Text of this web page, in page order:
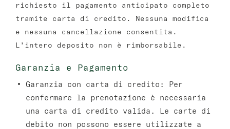
richiesto il pagamento anticipato completo
tramite carta di credito. Nessuna modifica
e nessuna cancellazione consentita.
L’intero deposito non è rimborsabile.
Garanzia e Pagamento
Garanzia con carta di credito:
Per
confermare la prenotazione è necessaria
una carta di credito valida. Le carte di
debito non possono essere utilizzate a